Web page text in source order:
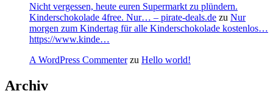
Nicht vergessen, heute euren Supermarkt zu plündern.
Kinderschokolade 4free. Nur… – pirate-deals.de zu Nur
morgen zum Kindertag für alle Kinderschokolade kostenlos…
https://www.kinde…
A WordPress Commenterzu Hello world!
Archiv